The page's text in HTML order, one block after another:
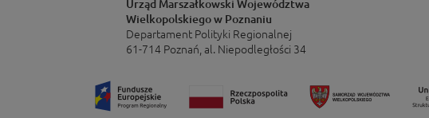
Urząd Marszałkowski Województwa
Wielkopolskiego w Poznaniu
Departament Polityki Regionalnej
61-714 Poznań, al. Niepodległości 34